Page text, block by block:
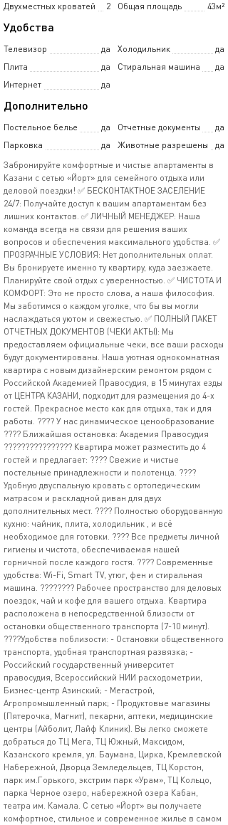
Двухместных кроватей
2 Общая площадь 43м²
Удобства
Телевизор да Холодильник
да
Плита
да Стиральная машина
да
Интернет
да
Дополнительно
Постельное белье да Отчетные документы
да
Парковка
да Животные разрешены
да
Забронируйте комфортные и чистые апартаменты в
Казани с сетью «Йорт» для семейного отдыха или
деловой поездки! ✅ БЕСКОНТАКТНОЕ ЗАСЕЛЕНИЕ
24/7: Получайте доступ к вашим апартаментам без
лишних контактов. ✅ ЛИЧНЫЙ МЕНЕДЖЕР: Наша
команда всегда на связи для решения ваших
вопросов и обеспечения максимального удобства. ✅
ПРОЗРАЧНЫЕ УСЛОВИЯ: Нет дополнительных оплат.
Вы бронируете именно ту квартиру, куда заезжаете.
Планируйте свой отдых с уверенностью. ✅ ЧИСТОТА И
КОМФОРТ: Это не просто слова, а наша философия.
Мы заботимся о каждом уголке, что бы вы могли
наслаждаться уютом и свежестью. ✅ ПОЛНЫЙ ПАКЕТ
ОТЧЕТНЫХ ДОКУМЕНТОВ (ЧЕКИ АКТЫ): Мы
предоставляем официальные чеки, все ваши расходы
будут документированы. Наша уютная однокомнатная
квартира с новым дизайнерским ремонтом рядом с
Российской Академией Правосудия, в 15 минутах езды
от ЦЕНТРА КАЗАНИ, подходит для размещения до 4-х
гостей. Прекрасное место как для отдыха, так и для
работы. ???? У нас динамическое ценообразование
???? Ближайшая остановка: Академия Правосудия
????‍????‍????‍???? Квартира может разместить до 4
гостей и предлагает: ???? Свежие и чистые
постельные принадлежности и полотенца. ????
Удобную двуспальную кровать с ортопедическим
матрасом и раскладной диван для двух
дополнительных мест. ???? Полностью оборудованную
кухню: чайник, плита, холодильник , и всё
необходимое для готовки. ???? Все предметы личной
гигиены и чистота, обеспечиваемая нашей
горничной после каждого гостя. ???? Современные
удобства: Wi-Fi, Smart TV, утюг, фен и стиральная
машина. ????‍???? Рабочее пространство для деловых
поездок, чай и кофе для вашего отдыха. Квартира
расположена в непосредственной близости от
остановки общественного транспорта (7-10 минут).
????Удобства поблизости: - Остановки общественного
транспорта, удобная транспортная развязка; -
Российский государственный университет
правосудия, Всероссийский НИИ расходометрии,
Бизнес-центр Азинский; - Мегастрой,
Агропромышленный парк; - Продуктовые магазины
(Пятерочка, Магнит), пекарни, аптеки, медицинские
центры (Айболит, Лайф Клиник). Вы легко сможете
добраться до ТЦ Мега, ТЦ Южный, Максидом,
Казанского кремля, ул. Баумана, Цирка, Кремлевской
Набережной, Дворца Земледельцев, ТЦ Корстон,
парк им.Горького, экстрим парк «Урам», ТЦ Кольцо,
парка Черное озеро, набережной озера Кабан,
театра им. Камала. С сетью «Йорт» вы получаете
комфортное, стильное и современное жилье в самом